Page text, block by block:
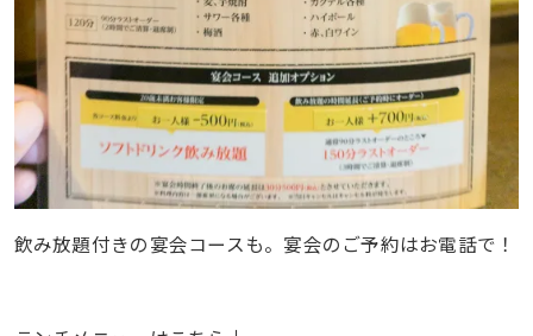
飲み放題付きの宴会コースも。宴会のご予約はお電話で！